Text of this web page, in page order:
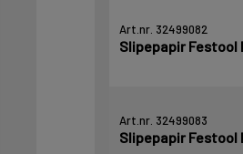
Art.nr. 32499082
Slipepapir Festool
Art.nr. 32499083
Slipepapir Festool